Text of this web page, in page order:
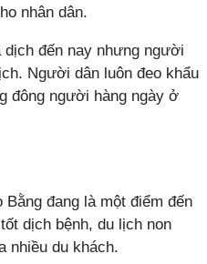
nhân dân.
đến nay nhưng người
Người dân luôn đeo khẩu
đông người hàng ngày ở
đang là một điểm đến
dịch bệnh, du lịch non
nhiều du khách.